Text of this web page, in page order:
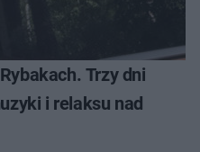
Trzy dni
i relaksu nad